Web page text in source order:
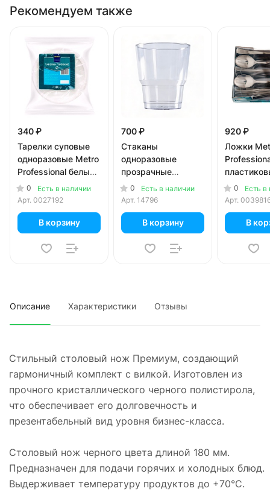
Рекомендуем также
340 ₽
Тарелки суповые
одноразовые Metro
Professional белые
ПП 600 мл 50 шт. в
уп.
0
Есть в наличии
Арт. 0027192
В корзину
700 ₽
Стаканы
одноразовые
прозрачные
кристалл 200 мл,
50 шт. в уп.
0
Есть в наличии
Арт. 14796
В корзину
920 ₽
Ложки
50 шт. в
0
Есть в
Арт.
В
Описание Характеристики Отзывы
Стильный столовый нож Премиум, создающий
гармоничный комплект с вилкой. Изготовлен из
прочного кристаллического черного полистирола,
что обеспечивает его долговечность и
презентабельный вид уровня бизнес-класса.
Столовый нож черного цвета длиной 180 мм.
Предназначен для подачи горячих и холодных блюд.
Выдерживает температуру продуктов до +70°C.